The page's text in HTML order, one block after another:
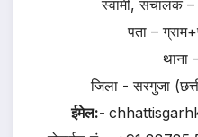
स्वामी, संचालक –
पता –
थाना
जिला - सरगुजा
ईमेल:-